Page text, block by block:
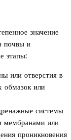
значение
почвы и
этапы:
или отверстия в
обмазок или
системы
мембранами или
проникновения